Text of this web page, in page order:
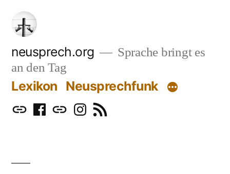
Zum
Inhalt
springen
neusprech.org
Sprache bringt es
an den Tag
Lexikon Neusprechfunk
MastodonFacebook
BlueskyInstagram
RSS